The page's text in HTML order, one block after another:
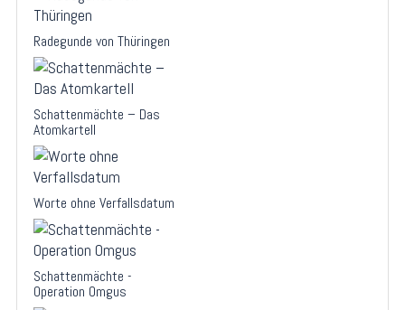
Radegunde von Thüringen
Schattenmächte – Das
Atomkartell
Worte ohne Verfallsdatum
Schattenmächte -
Operation Omgus